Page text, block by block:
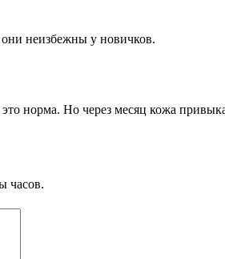
неизбежны у новичков.
норма. Но через месяц кожа
часов.